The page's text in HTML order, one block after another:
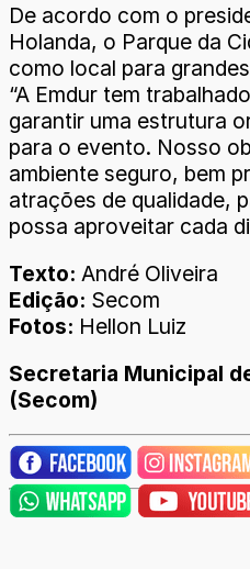
De acordo com o
Holanda, o Parque da
como local para
“A Emdur tem
garantir uma estrutura
para o evento. Nosso
ambiente seguro, bem
atrações de qualidade,
possa aproveitar cada
Texto: André Oliveira
Edição: Secom
Fotos: Hellon Luiz
Secretaria Municipal
(Secom)